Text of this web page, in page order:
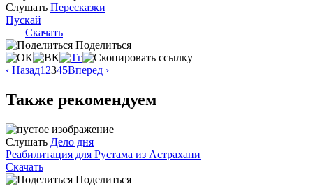
Слушать Пересказки
Пускай
Скачать
Поделиться
‹ Назад1 2345Вперед ›
Также рекомендуем
Слушать Дело дня
Реабилитация для Рустама из Астрахани
Скачать
Поделиться